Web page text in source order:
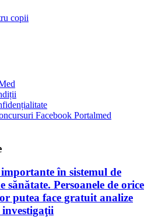
copii
Facebook Portalmed
în sistemul de
sănătate. Persoanele de orice
putea face gratuit analize
investigaţii